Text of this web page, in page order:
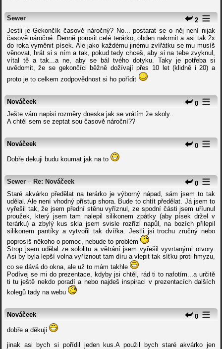
2
Sewer
Jestli je Gekončík časově náročný? No... postarat se o něj není nijak
časově náročné. Denně porosit celé terárko, obden nakrmit a asi tak 2x
do roka vyměnit písek. Ale jako každému jinému zvířátku se mu musíš
věnovat, hrát si s ním a tak, pokud tedy chceš, aby si na tebe zvyknul,
vítal tě a tak...a ne, aby se bál tvého dotyku. Taky je potřeba si
uvědomit, že se gekončíci běžně dožívají přes 10 let (klidně i 20) a
proto je to celkem zodpovědnost si ho pořídit
0
Nováčeek
Ješte vám napisi rozměry dneska jak se vrátím že skoly..
A chtěl sem se zeptat sou časově nároční??
0
Nováčeek
Dobře dekuji budu koumat jak na to
0
Sewer – Re: Nováčeek
Staré akvárko předělat na terárko je výborný nápad, sám jsem to tak
udělal. Ale není vhodný přístup shora. Bude to chtít předělat. Já jsem to
vyřešil tak, že jsem přední stěnu vyříznul, ze spodní části jsem uříunul
proužek, který jsem tam nalepil silikonem zpátky (aby písek držel v
terárku) a zbylý kus skla jsem svisle rozřízl napůl, na bozích přilepil
silikonem pantíky a vytvořil tak dvířka. Jestli jsi trochu zručný nebo
poprosíš někoho o pomoc, nebude to problém
Strop jsem udělal ze sololitu a větrání jsem vyřešil vyvrtanými otvory.
Asi by byla lepší volna vyříznout tam díru a vlepit tak síťku proti hmyzu,
co se dává do okna, ale už to mám takhle
Podívej se mi do prezentace, kdyby jsi chtěl, rád ti to nafotím...a určitě
ti tu ještě nekdo poradí a nebo najdeš inspiraci v prezentacích dalších
kolegů tady na webu
0
Nováčeek
dobře a děkuji
jinak asi bych si pořídil jeden kus.A použil bych staré akvárko jen